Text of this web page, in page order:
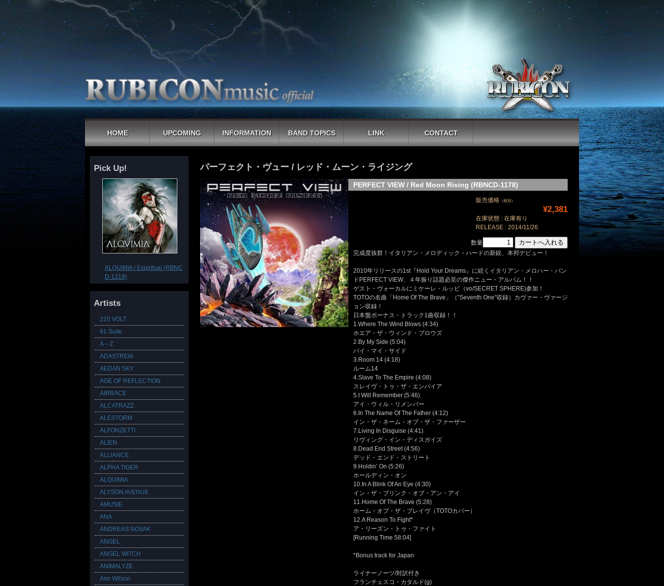
HOME UPCOMING INFORMATION BAND TOPICS LINK CONTACT
パーフェクト・ヴュー / レッド・ムーン・ライジング
PERFECT VIEW / Red Moon Rising (RBNCD-1178)
販売価格 （税別）
¥2,381
在庫状態 : 在庫有り
RELEASE : 2014/11/26
数量
完成度抜群！イタリアン・メロディック・ハードの新鋭、本邦デビュー！
2010年リリースの1st『Hold Your Dreams』に続くイタリアン・メロハー・バン
ドPERFECT VIEW、４年振り話題必至の傑作ニュー・アルバム！！
ゲスト・ヴォーカルにミケーレ・ルッピ（vo/SECRET SPHERE)参加！
TOTOの名曲「Home Of The Brave」（”Seventh One”収録）カヴァー・ヴァージ
ョン収録！
日本盤ボーナス・トラック1曲収録！！
1.Where The Wind Blows (4:34)
ホエア・ザ・ウィンド・ブロウズ
2.By My Side (5:04)
バイ・マイ・サイド
3.Room 14 (4:18)
ルーム14
4.Slave To The Empire (4:08)
スレイヴ・トゥ・ザ・エンパイア
5.I Will Remember (5:46)
アイ・ウィル・リメンバー
6.In The Name Of The Father (4:12)
イン・ザ・ネーム・オブ・ザ・ファーザー
7.Living In Disguise (4:41)
リヴィング・イン・ディスガイズ
8.Dead End Street (4:56)
デッド・エンド・ストリート
9.Holdin’ On (5:26)
ホールディン・オン
10.In A Blink Of An Eye (4:30)
イン・ザ・ブリンク・オブ・アン・アイ
11.Home Of The Brave (5:28)
ホーム・オブ・ザ・ブレイヴ（TOTOカバー）
12.A Reason To Fight*
ア・リーズン・トゥ・ファイト
[Running Time 58:04]
*Bonus track for Japan
ライナーノーツ/対訳付き
フランチェスコ・カタルド(g)
Pick Up!
ALQUIMIA / Espiritual (RBNC
D-1219)
Artists
220 VOLT
91 Suite
A – Z
ADASTREIA
AEDAN SKY
AGE OF REFLECTION
AIRRACE
ALCATRAZZ
ALESTORM
ALFONZETTI
ALIEN
ALLIANCE
ALPHA TIGER
ALQUIMIA
ALYSON AVENUE
AMUSIE
ANA
ANDREAS NOVAK
ANGEL
ANGEL WITCH
ANIMALYZE
Ann Wilson